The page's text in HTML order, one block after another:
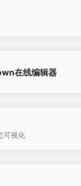
在线编辑器
可视化